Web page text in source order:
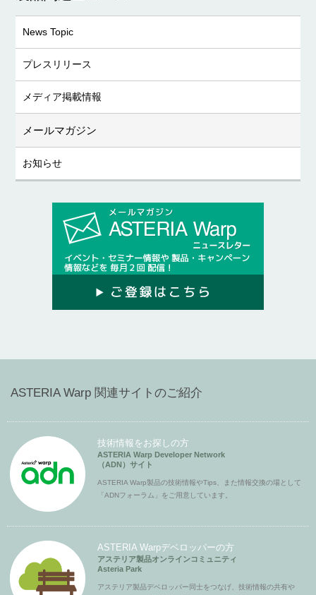
News Topic
プレスリリース
メディア掲載情報
メールマガジン
お知らせ
ASTERIA Warp 関連サイトのご紹介
技術情報をお探しの方
ASTERIA Warp Developer Network
（ADN）サイト
ASTERIA Warp製品の技術情報やTips、また情報交換の場として
「ADNフォーラム」をご用意しています。
ASTERIA Warpデベロッパーの方
アステリア製品オンラインコミュニティ
Asteria Park
アステリア製品デベロッパー同士をつなげ、技術情報の共有や